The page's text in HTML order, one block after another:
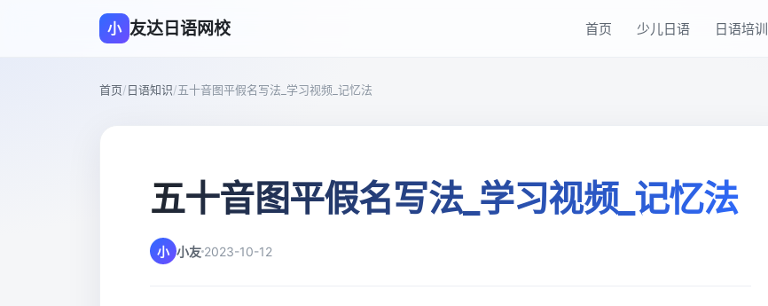
小 友达日语网校 首页 少儿日语 日语培训
首页/日语知识/五十音图平假名写法_学习视频_记忆法
五十音图平假名写法_学习视频_记忆法
小 小友 2023-10-12